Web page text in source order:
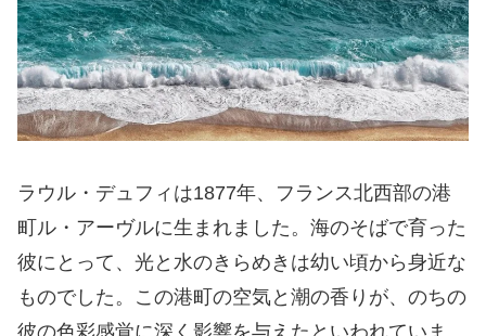
ラウル・デュフィは1877年、フランス北西部の港
町ル・アーヴルに生まれました。海のそばで育った
彼にとって、光と水のきらめきは幼い頃から身近な
ものでした。この港町の空気と潮の香りが、のちの
彼の色彩感覚に深く影響を与えたといわれていま